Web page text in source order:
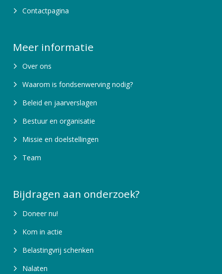
Contactpagina
Meer informatie
Over ons
Waarom is fondsenwerving nodig?
Beleid en jaarverslagen
Bestuur en organisatie
Missie en doelstellingen
Team
Bijdragen aan onderzoek?
Doneer nu!
Kom in actie
Belastingvrij schenken
Nalaten